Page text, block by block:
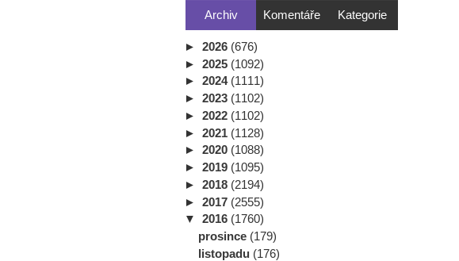
Archiv Komentáře Kategorie
► 2026 (676)
► 2025 (1092)
► 2024 (1111)
► 2023 (1102)
► 2022 (1102)
► 2021 (1128)
► 2020 (1088)
► 2019 (1095)
► 2018 (2194)
► 2017 (2555)
▼ 2016 (1760)
prosince (179)
listopadu (176)